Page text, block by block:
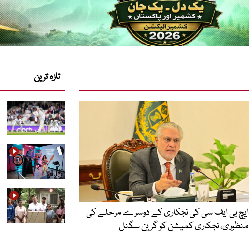
ایچ بی ایف سی کی نجکاری کے دوسرے مرحلے کی
منظوری، نجکاری کمیشن کو گرین سگنل
تازہ ترین